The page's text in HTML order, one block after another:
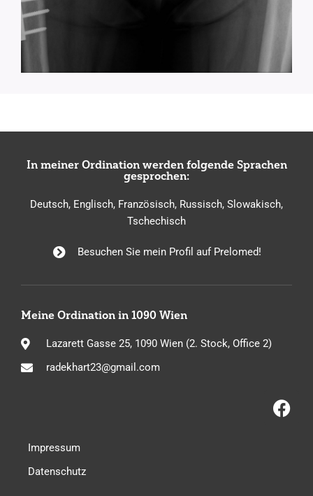
In meiner Ordination werden folgende Sprachen
gesprochen:
Deutsch, Englisch, Französisch, Russisch, Slowakisch,
Tschechisch
Besuchen Sie mein Profil auf Prelomed!
Meine Ordination in 1090 Wien
Lazarett Gasse 25, 1090 Wien (2. Stock, Office 2)
radekhart23@gmail.com
Impressum
Datenschutz